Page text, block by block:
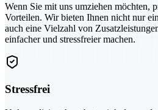
Wenn Sie mit uns umziehen möchten,
Vorteilen. Wir bieten Ihnen nicht nur
auch eine Vielzahl von
einfacher und stressfreier machen.
Stressfrei